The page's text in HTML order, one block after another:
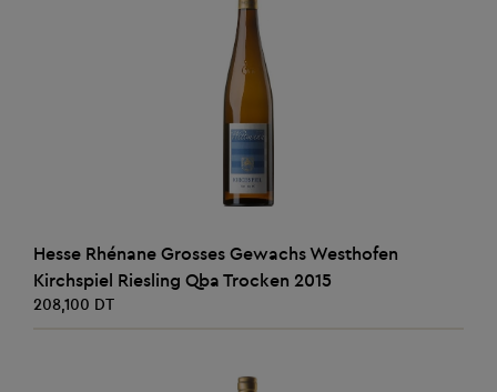
AJOUTER AU PANIER
Hesse Rhénane Grosses Gewachs Westhofen
Kirchspiel Riesling Qba Trocken 2015
208,100 DT